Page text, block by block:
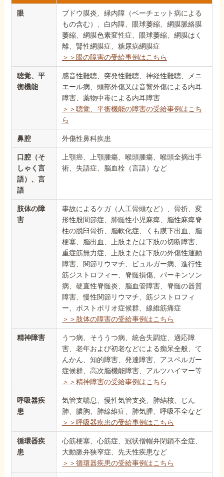
眼
ブドウ膜炎、緑内障（ベーチェット病による
もの含む）、白内障、眼球萎縮、網膜脈絡膜
萎縮、網膜色素変性症、眼球萎縮、網膜はく
離、腎性網膜症、糖尿病網膜症
＞＞眼の障害の受給事例はこちら
聴覚、平
衡機能
感音性難聴、突発性難聴、神経性難聴、メニ
エール病、頭部外傷又は音響外傷による内耳
障害、薬物中毒による内耳障害
＞＞聴覚、平衡機能の障害の受給事例はこち
ら
鼻腔 外傷性鼻科疾患
口腔（そ
しゃく言
語）、言
語
上顎癌、上顎腫瘍、喉頭腫瘍、喉頭全摘出手
術、失語症、脳血栓（言語）など
肢体の障
害
事故によるケガ（人工骨頭など）、骨折、変
形性股間節症、肺髄性小児麻痺、脳性麻痺脊
柱の脱臼骨折、脳軟化症、くも膜下出血、脳
梗塞、脳出血、上肢または下肢の切断障害、
重症筋無力症、上肢または下肢の外傷性運動
障害、関節リウマチ、ビュルガー病、進行性
筋ジストロフィー、脊髄損傷、パーキンソン
病、硬直性脊髄炎、脳血管障害、脊髄の器質
障害、慢性関節リウマチ、筋ジストロフィ
ー、ポストポリオ症候群、線維筋痛症
＞＞肢体の障害の受給事例はこちら
精神障害
うつ病、そううつ病、統合失調症、適応障
害、老年および初老などによる痴呆全般、て
んかん、知的障害、発達障害、アスペルガー
症候群、高次脳機能障害、アルツハイマー等
＞＞精神障害の受給事例はこちら
呼吸器疾
患
気管支喘息、慢性気管支炎、肺結核、じん
肺、膿胸、肺線維症、肺気腫、呼吸不全など
＞＞呼吸器疾患の受給事例はこちら
循環器疾
患
心筋梗塞、心筋症、冠状僧帽弁閉鎖不全症、
大動脈弁狭窄症、先天性疾患など
＞＞循環器疾患の受給事例はこちら